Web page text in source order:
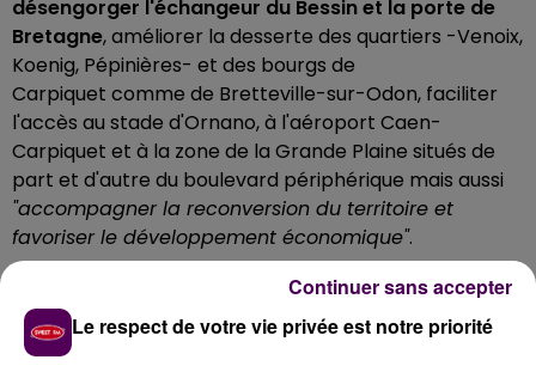
désengorger l'échangeur du Bessin et la porte de
Bretagne, améliorer la desserte des quartiers -Venoix,
Koenig, Pépinières- et des bourgs de
Carpiquet comme de Bretteville-sur-Odon, faciliter
l'accès au stade d'Ornano, à l'aéroport Caen-
Carpiquet et à la zone de la Grande Plaine situés de
part et d'autre du boulevard périphérique mais aussi
"accompagner la reconversion du territoire et
favoriser le développement économique".
Le respect de votre vie privée est notre priorité
Continuer sans accepter